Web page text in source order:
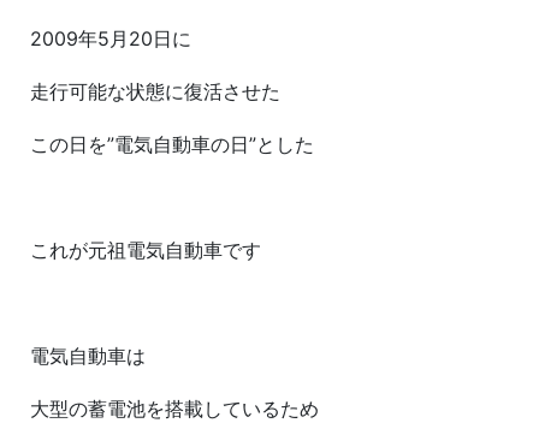
2009年5月20日に
走行可能な状態に復活させた
この日を”電気自動車の日”とした
これが元祖電気自動車です
電気自動車は
大型の蓄電池を搭載しているため